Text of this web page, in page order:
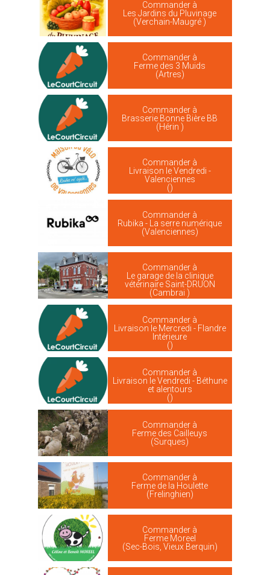
Commander à
Les Jardins du Pluvinage
(Verchain-Maugré )
Commander à
Ferme des 3 Muids
(Artres)
Commander à
Brasserie Bonne Bière BB
(Hérin )
Commander à
Livraison le Vendredi -
Valenciennes
()
Commander à
Rubika - La serre numérique
(Valenciennes)
Commander à
Le garage de la clinique
vétérinaire Saint-DRUON
(Cambrai )
Commander à
Livraison le Mercredi - Flandre
Intérieure
()
Commander à
Livraison le Vendredi - Béthune
et alentours
()
Commander à
Ferme des Cailleuys
(Surques)
Commander à
Ferme de la Houlette
(Frelinghien)
Commander à
Ferme Moreel
(Sec-Bois, Vieux Berquin)